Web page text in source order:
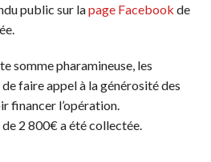
public sur lapage Facebook de
somme pharamineuse, les
faire appel à la générosité des
financer l’opération.
2 800€ a été collectée.